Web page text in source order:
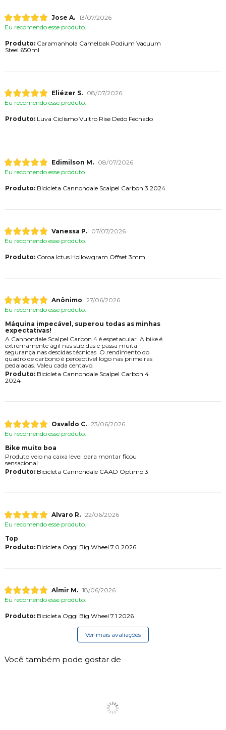
Jose A. 13/07/2026
Eu recomendo esse produto.
Produto:Caramanhola Camelbak Podium Vacuum
Steel 650ml
Eliézer S.
08/07/2026
Eu recomendo esse produto.
Produto:Luva Ciclismo Vultro Rise Dedo Fechado
Edimilson M.
08/07/2026
Eu recomendo esse produto.
Produto:Bicicleta Cannondale Scalpel Carbon 3 2024
Vanessa P.
07/07/2026
Eu recomendo esse produto.
Produto:Coroa Ictus Hollowgram Offset 3mm
Anônimo 27/06/2026
Eu recomendo esse produto.
Máquina impecável, superou todas as minhas
expectativas!
A Cannondale Scalpel Carbon 4 é espetacular. A bike é
extremamente ágil nas subidas e passa muita
segurança nas descidas técnicas. O rendimento do
quadro de carbono é perceptível logo nas primeiras
pedaladas. Valeu cada centavo.
Produto:Bicicleta Cannondale Scalpel Carbon 4
2024
Osvaldo C. 23/06/2026
Eu recomendo esse produto.
Bike muito boa
Produto veio na caixa levei para montar ficou
sensacional
Produto:Bicicleta Cannondale CAAD Optimo 3
Alvaro R. 22/06/2026
Eu recomendo esse produto.
Top
Produto:Bicicleta Oggi Big Wheel 7.0 2026
Almir M. 18/06/2026
Eu recomendo esse produto.
Produto:Bicicleta Oggi Big Wheel 7.1 2026
Ver mais avaliações
Você também pode gostar de